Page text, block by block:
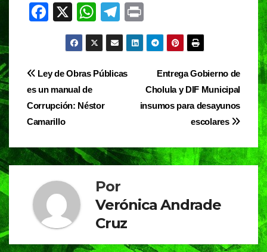
F
e
b
o
o
k
X
W
h
at
s
p
T
el
e
gr
in
t
Navegación
de
entradas
Entrega Gobierno de
Cholula y DIF Municipal
insumos para desayunos
escolares
Ley de Obras Públicas
es un manual de
Corrupción: Néstor
Camarillo
Por
Verónica Andrade
Cruz